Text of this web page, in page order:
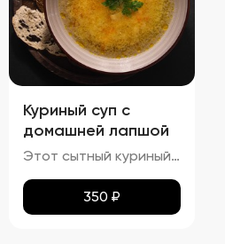
Куриный суп с
домашней лапшой
Этот сытный куриный суп сочетает в себе насыщенный вкус и разнообразные текстуры. Бульон густой и кремообразный, с мягкими кусочками куриного мяса и овощей, таких как морковь и лук, которые добавляют глубины вкуса. Макароны сохраняют мягкость и эластичность, придавая супу приятную кремовую текстуру. Петрушка добавляет свежие травяные ноты, подчеркивая богатство вкуса этого классического блюда.
350 ₽